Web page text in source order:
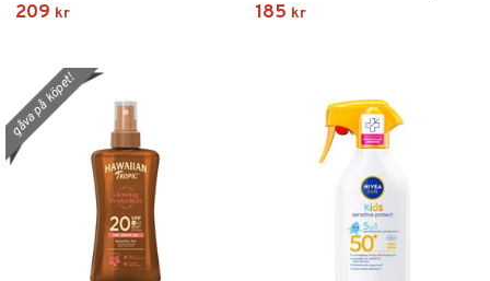
209 kr 185 kr
gåva på köpet!